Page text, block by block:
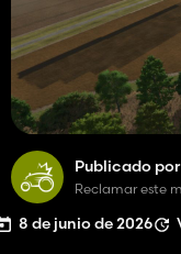
Publicado
Reclamar este
8 de junio de 2026